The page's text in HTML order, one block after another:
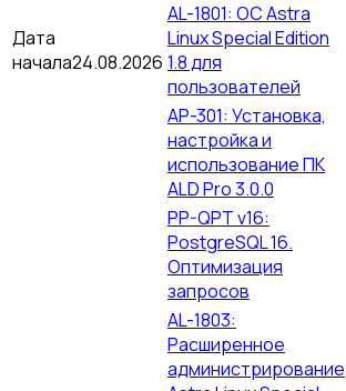
Дата
начала24.08.2026
AL-1801: ОС Astra
Linux Special Edition
1.8 для
пользователей
AP-301: Установка,
настройка и
использование ПК
ALD Pro 3.0.0
PP-QPT v16:
PostgreSQL 16.
Оптимизация
запросов
AL-1803:
Расширенное
администрирование